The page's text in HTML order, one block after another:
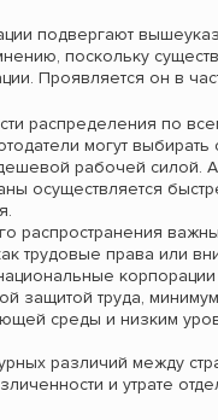
подвергают
поскольку
Проявляется он в
распределения по
могут выбирать
рабочей силой. А
осуществляется
распространения
трудовые права или
защитой труда,
среды и низким
различий между
и утрате